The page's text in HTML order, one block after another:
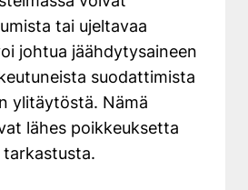
tai ujeltavaa
johtua jäähdytysaineen
suodattimista
ylitäytöstä. Nämä
lähes poikkeuksetta